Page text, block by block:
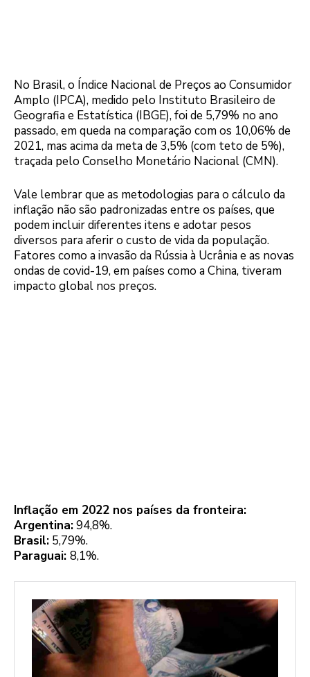
No Brasil, o Índice Nacional de Preços ao Consumidor
Amplo (IPCA), medido pelo Instituto Brasileiro de
Geografia e Estatística (IBGE), foi de 5,79% no ano
passado, em queda na comparação com os 10,06% de
2021, mas acima da meta de 3,5% (com teto de 5%),
traçada pelo Conselho Monetário Nacional (CMN).
Vale lembrar que as metodologias para o cálculo da
inflação não são padronizadas entre os países, que
podem incluir diferentes itens e adotar pesos
diversos para aferir o custo de vida da população.
Fatores como a invasão da Rússia à Ucrânia e as novas
ondas de covid-19, em países como a China, tiveram
impacto global nos preços.
Inflação em 2022 nos países da fronteira:
Argentina:94,8%.
Brasil: 5,79%.
Paraguai: 8,1%.